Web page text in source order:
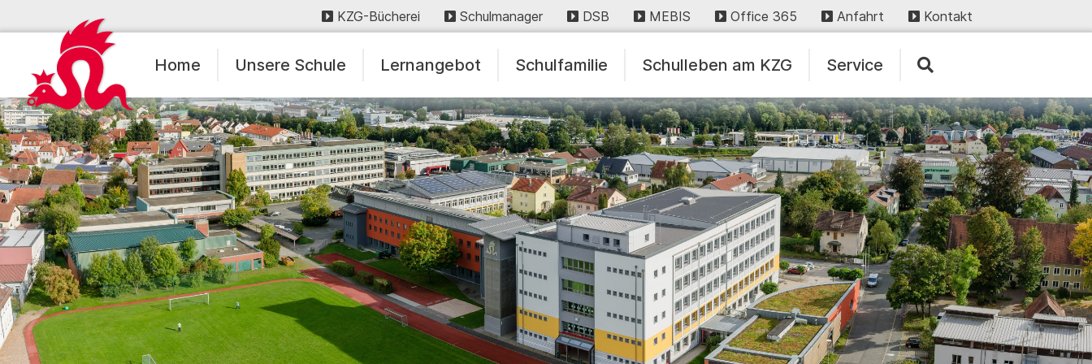
KZG-Bücherei Schulmanager DSB MEBIS Office 365 Anfahrt Kontakt
Home Unsere Schule Lernangebot Schulfamilie Schulleben am KZG Service